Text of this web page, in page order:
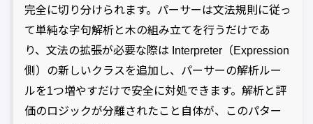
完全に切り分けられます。パーサーは文法規則に従っ
て単純な字句解析と木の組み立てを行うだけであ
り、文法の拡張が必要な際は Interpreter（Expression
側）の新しいクラスを追加し、パーサーの解析ルー
ルを1つ増やすだけで安全に対処できます。解析と評
価のロジックが分離されたこと自体が、このパター